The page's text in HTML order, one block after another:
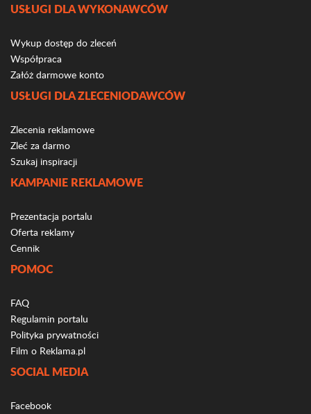
USŁUGI DLA WYKONAWCÓW
Wykup dostęp do zleceń
Współpraca
Załóż darmowe konto
USŁUGI DLA ZLECENIODAWCÓW
Zlecenia reklamowe
Zleć za darmo
Szukaj inspiracji
KAMPANIE REKLAMOWE
Prezentacja portalu
Oferta reklamy
Cennik
POMOC
FAQ
Regulamin portalu
Polityka prywatności
Film o Reklama.pl
SOCIAL MEDIA
Facebook